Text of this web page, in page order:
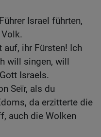
Israel führten,
auf, ihr Fürsten! Ich
will singen, will
Israels.
Seïr, als du
da erzitterte die
auch die Wolken